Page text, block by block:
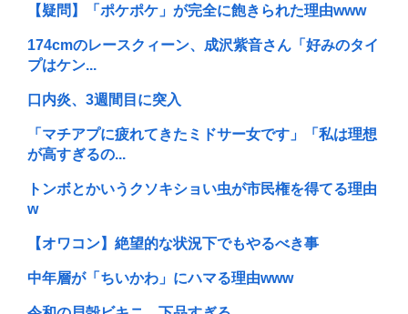
【疑問】「ポケポケ」が完全に飽きられた理由www
174cmのレースクィーン、成沢紫音さん「好みのタイ
プはケン...
口内炎、3週間目に突入
「マチアプに疲れてきたミドサー女です」「私は理想
が高すぎるの...
トンボとかいうクソキショい虫が市民権を得てる理由
w
【オワコン】絶望的な状況下でもやるべき事
中年層が「ちいかわ」にハマる理由www